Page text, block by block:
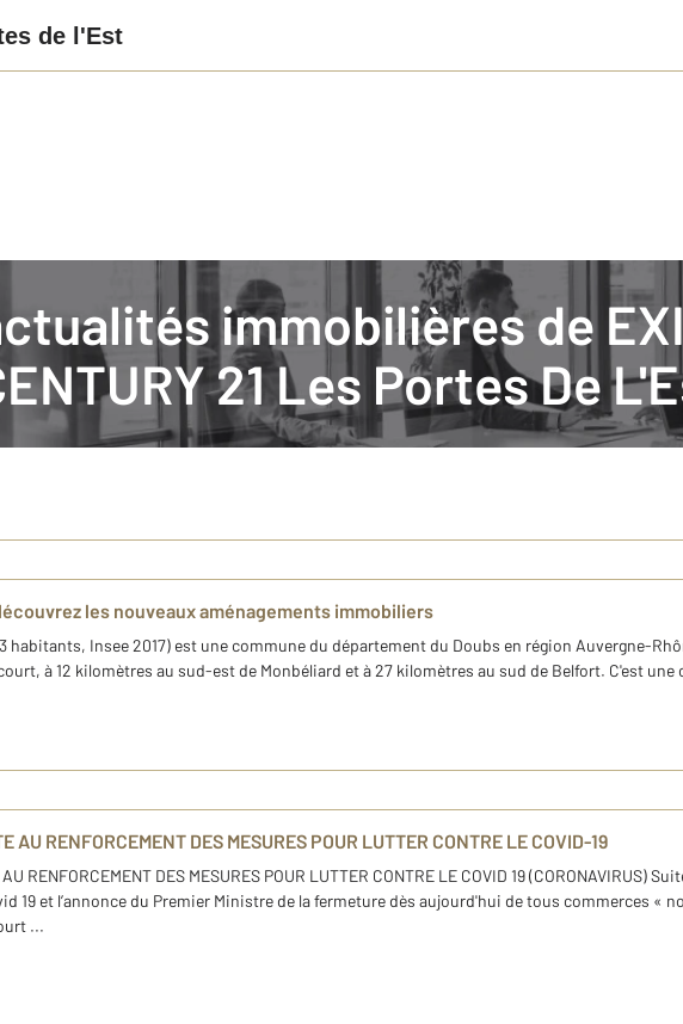
de l'Est
immobilières de
21 Les Portes De
Audincourt avec CENTURY 21 Rollat Immobilier
habitants, Insee 2017) est une commune de la région Bourgogne-Franche-Comté située
21 Rollat Immobilier, 11 rue Philippe Goudey à Exincourt, vous présente le marché immobilier
les nouveaux aménagements immobiliers
habitants, Insee 2017) est une commune du département du Doubs en région Auvergne-
à 12 kilomètres au sud-est de Monbéliard et à 27 kilomètres au sud de Belfort. C'est
AU RENFORCEMENT DES MESURES POUR LUTTER CONTRE LE COVID-19
AU RENFORCEMENT DES MESURES POUR LUTTER CONTRE LE COVID 19
19 et l’annonce du Premier Ministre de la fermeture dès aujourd'hui de tous commerces «
...